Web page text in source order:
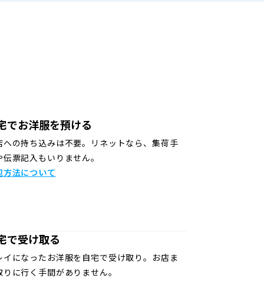
でお洋服を預ける
への持ち込みは不要。リネットなら、集荷手
伝票記入もいりません。
方法について
で受け取る
イになったお洋服を自宅で受け取り。お店ま
りに行く手間がありません。